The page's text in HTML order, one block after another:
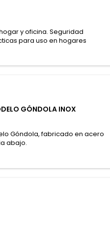
y oficina. Seguridad
para uso en hogares
GÓNDOLA INOX
Góndola, fabricado en acero
abajo.